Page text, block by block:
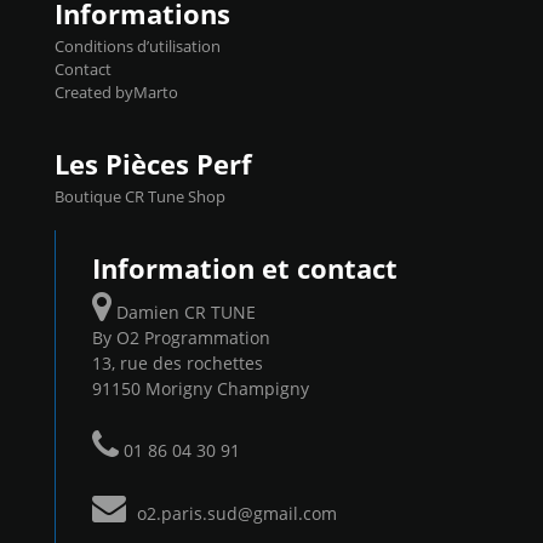
Informations
Conditions d’utilisation
Contact
Created byMarto
Les Pièces Perf
Boutique CR Tune Shop
Information et contact
Damien CR TUNE
By O2 Programmation
13, rue des rochettes
91150 Morigny Champigny
01 86 04 30 91
o2.paris.sud@gmail.com